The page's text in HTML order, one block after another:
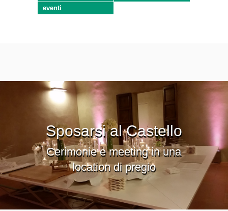
eventi
Sposarsi al Castello
Cerimonie e meeting in una
location di pregio